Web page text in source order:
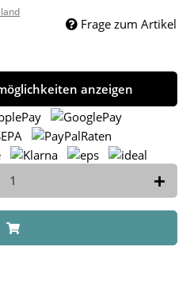
Frage zum Artikel
anzeigen